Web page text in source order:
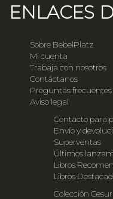
ENLACES
Sobre BebelPlatz
Mi cuenta
Trabaja con nosotros
Contáctanos
Preguntas frecuentes
Aviso legal
Contacto para
Envío y
Superventas
Últimos
Libros
Libros
Colección